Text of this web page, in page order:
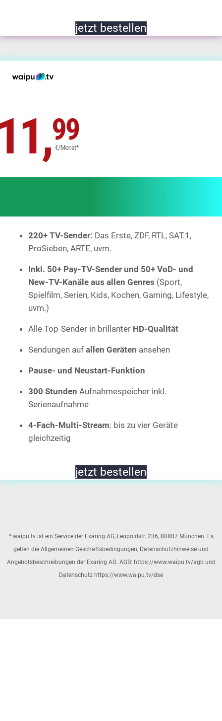
jetzt bestellen
220+ TV-Sender: Das Erste, ZDF, RTL, SAT.1,
ProSieben, ARTE, uvm.
Inkl. 50+ Pay-TV-Sender und 50+ VoD- und
New-TV-Kanäle aus allen Genres (Sport,
Spielfilm, Serien, Kids, Kochen, Gaming, Lifestyle,
uvm.)
Alle Top-Sender in brillanter HD-Qualität
Sendungen auf allen Geräten ansehen
Pause- und Neustart-Funktion
300 Stunden Aufnahmespeicher inkl.
Serienaufnahme
4-Fach-Multi-Stream: bis zu vier Geräte
gleichzeitig
jetzt bestellen
* waipu.tv ist ein Service der Exaring AG, Leopoldstr. 236, 80807 München. Es
gelten die Allgemeinen Geschäftsbedingungen, Datenschutzhinweise und
Angebotsbeschreibungen der Exaring AG. AGB: https://www.waipu.tv/agbund
Datenschutz https://www.waipu.tv/dse